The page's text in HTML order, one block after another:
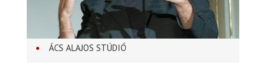
ÁCS ALAJOS STÚDIÓ